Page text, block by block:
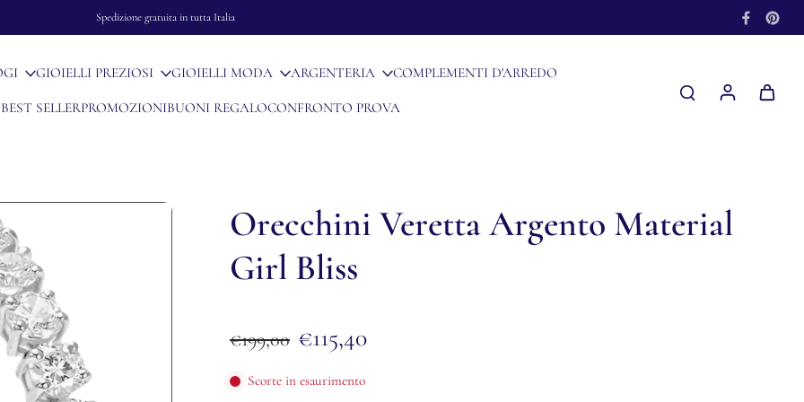
Spedizione gratuita in tutta Italia
GIOIELLI PREZIOSI GIOIELLI MODA ARGENTERIA COMPLEMENTI D'ARREDO
BEST SELLERPROMOZIONIBUONI REGALOCONFRONTO PROVA
Orecchini Veretta Argento Material
Girl Bliss
€199,00 €115,40
Scorte in esaurimento